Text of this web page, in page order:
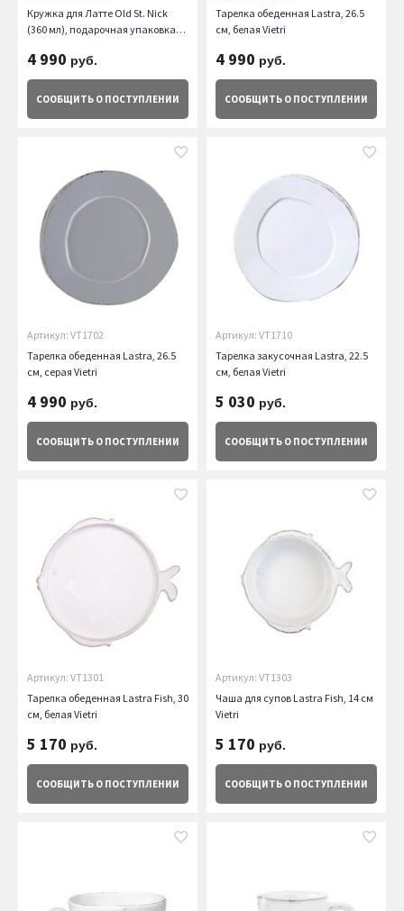
Кружка для Латте Old St. Nick
(360 мл), подарочная упаковка
4 990 руб.
СООБЩИТЬ О ПОСТУПЛЕНИИ
Тарелка обеденная Lastra, 26.5
см, белая Vietri
4 990 руб.
СООБЩИТЬ О ПОСТУПЛЕНИИ
Артикул: VT1702
Тарелка обеденная Lastra, 26.5
см, серая Vietri
4 990 руб.
СООБЩИТЬ О ПОСТУПЛЕНИИ
Артикул: VT1710
Тарелка закусочная Lastra, 22.5
см, белая Vietri
5 030 руб.
СООБЩИТЬ О ПОСТУПЛЕНИИ
Артикул: VT1301
Тарелка обеденная Lastra Fish, 30
см, белая Vietri
5 170 руб.
СООБЩИТЬ О ПОСТУПЛЕНИИ
Артикул: VT1303
Чаша для супов Lastra Fish, 14 см
Vietri
5 170 руб.
СООБЩИТЬ О ПОСТУПЛЕНИИ